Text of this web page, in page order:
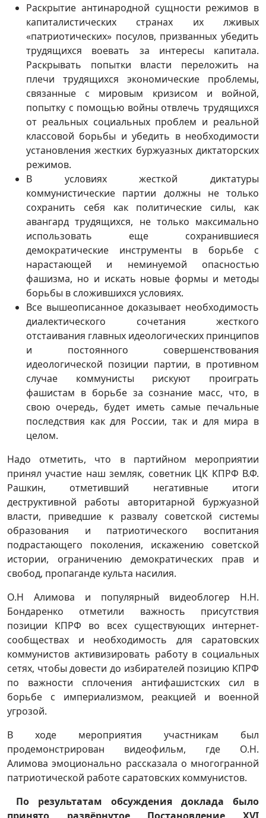
Раскрытие антинародной сущности режимов в
капиталистических странах их лживых
«патриотических» посулов, призванных убедить
трудящихся воевать за интересы капитала.
Раскрывать попытки власти переложить на
плечи трудящихся экономические проблемы,
связанные с мировым кризисом и войной,
попытку с помощью войны отвлечь трудящихся
от реальных социальных проблем и реальной
классовой борьбы и убедить в необходимости
установления жестких буржуазных диктаторских
режимов.
В условиях жесткой диктатуры
коммунистические партии должны не только
сохранить себя как политические силы, как
авангард трудящихся, не только максимально
использовать еще сохранившиеся
демократические инструменты в борьбе с
нарастающей и неминуемой опасностью
фашизма, но и искать новые формы и методы
борьбы в сложившихся условиях.
Все вышеописанное доказывает необходимость
диалектического сочетания жесткого
отстаивания главных идеологических принципов
и постоянного совершенствования
идеологической позиции партии, в противном
случае коммунисты рискуют проиграть
фашистам в борьбе за сознание масс, что, в
свою очередь, будет иметь самые печальные
последствия как для России, так и для мира в
целом.
Надо отметить, что в партийном мероприятии
принял участие наш земляк, советник ЦК КПРФ В.Ф.
Рашкин, отметивший негативные итоги
деструктивной работы авторитарной буржуазной
власти, приведшие к развалу советской системы
образования и патриотического воспитания
подрастающего поколения, искажению советской
истории, ограничению демократических прав и
свобод, пропаганде культа насилия.
О.Н Алимова и популярный видеоблогер Н.Н.
Бондаренко отметили важность присутствия
позиции КПРФ во всех существующих интернет-
сообществах и необходимость для саратовских
коммунистов активизировать работу в социальных
сетях, чтобы довести до избирателей позицию КПРФ
по важности сплочения антифашистских сил в
борьбе с империализмом, реакцией и военной
угрозой.
В ходе мероприятия участникам был
продемонстрирован видеофильм, где О.Н.
Алимова эмоционально рассказала о многогранной
патриотической работе саратовских коммунистов.
По результатам обсуждения доклада было